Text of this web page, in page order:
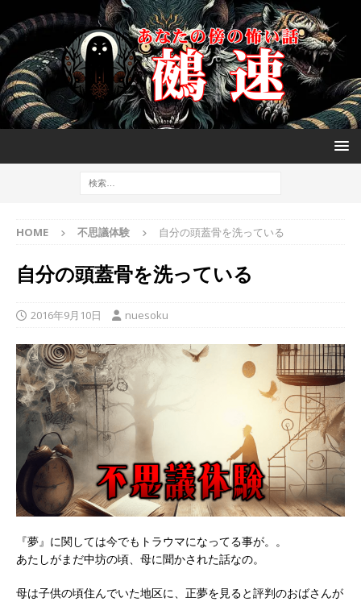
HOME 不思議体験 自分の頭蓋骨を洗っている
自分の頭蓋骨を洗っている
2016年9月10日 nuesoku
『夢』に関しては今でもトラウマになってる事が。。
あたしがまだ中坊の頃、母に聞かされた話なの。
母は子供の頃住んでいた地区に、正夢を見ると評判のおばさんが